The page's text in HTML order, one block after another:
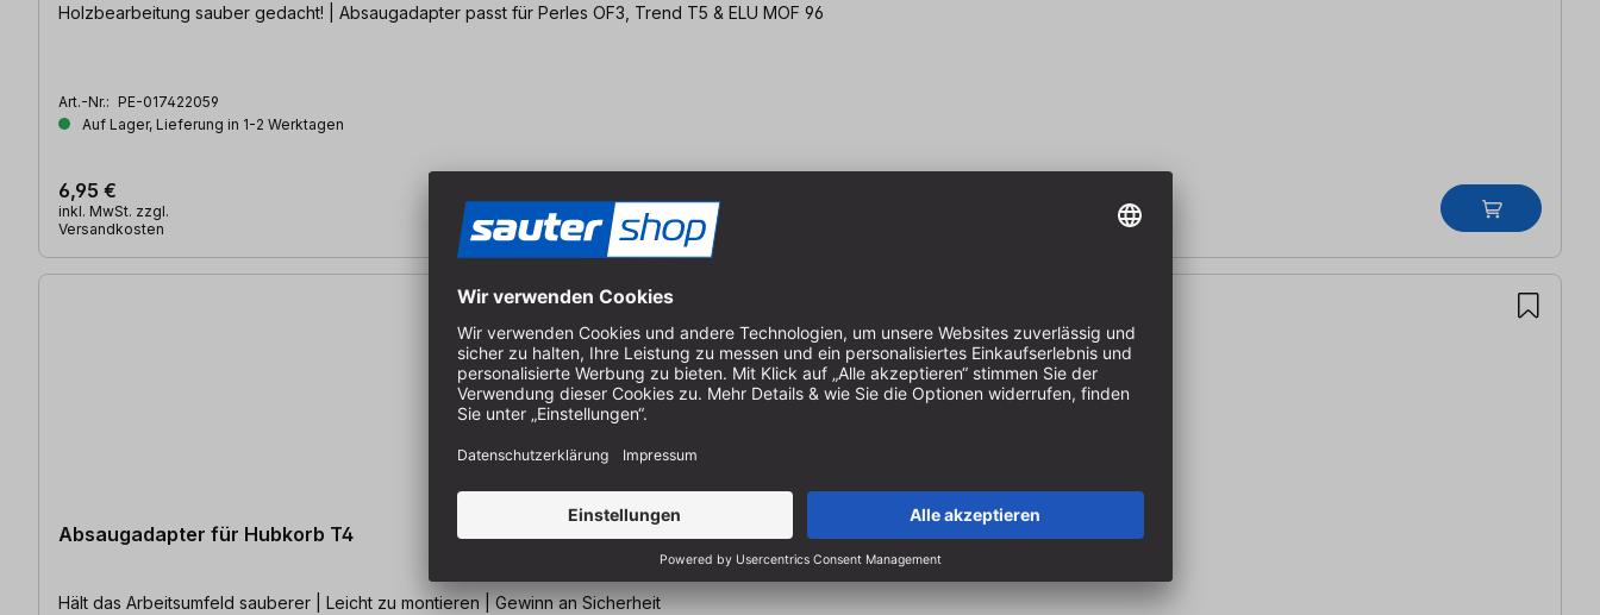
Holzbearbeitung sauber gedacht! | Absaugadapter passt für Perles OF3, Trend T5 & ELU MOF 96
Art.-Nr.: PE-017422059
Auf Lager, Lieferung in 1-2 Werktagen
6,95 €
inkl. MwSt. zzgl.
Versandkosten
Absaugadapter für Hubkorb T4
Hält das Arbeitsumfeld sauberer | Leicht zu montieren | Gewinn an Sicherheit